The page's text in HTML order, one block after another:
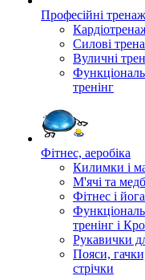
Професійні
Силові
Вуличні
тренінг
Фітнес, аеробіка
Килимки і
М'ячі та
Фітнес і йога
тренінг і
Рукавички
Пояси,
стрічки